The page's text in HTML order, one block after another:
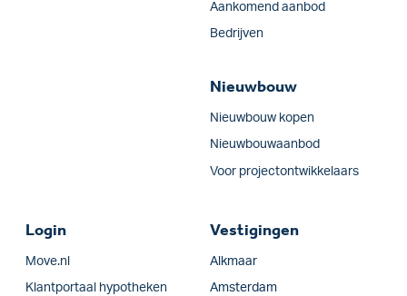
Aankomend aanbod
Bedrijven
Nieuwbouw
Nieuwbouw kopen
Nieuwbouwaanbod
Voor projectontwikkelaars
Login
Move.nl
Klantportaal hypotheken
Vestigingen
Alkmaar
Amsterdam